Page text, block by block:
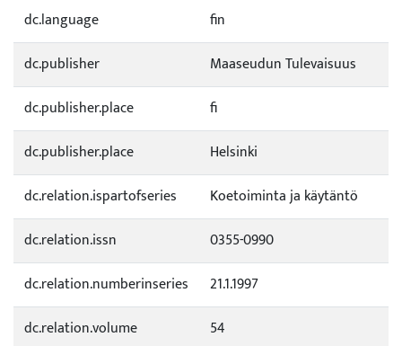
dc.language
fin
dc.publisher
Maaseudun Tulevaisuus
dc.publisher.place
fi
dc.publisher.place
Helsinki
dc.relation.ispartofseries
Koetoiminta ja käytäntö
dc.relation.issn
0355-0990
dc.relation.numberinseries
21.1.1997
dc.relation.volume
54